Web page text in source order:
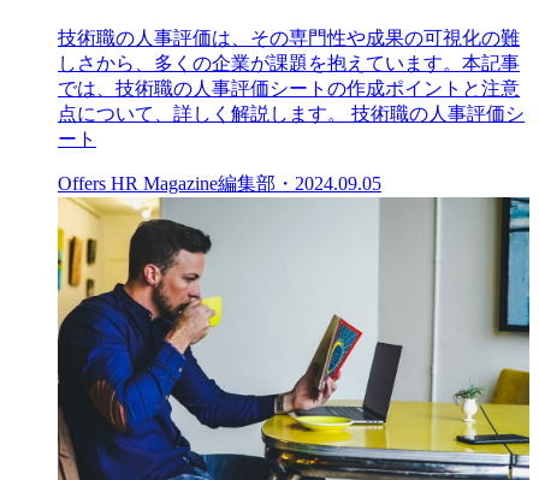
技術職の人事評価は、その専門性や成果の可視化の難
しさから、多くの企業が課題を抱えています。本記事
では、技術職の人事評価シートの作成ポイントと注意
点について、詳しく解説します。 技術職の人事評価シ
ート
Offers HR Magazine編集部 ・ 2024.09.05